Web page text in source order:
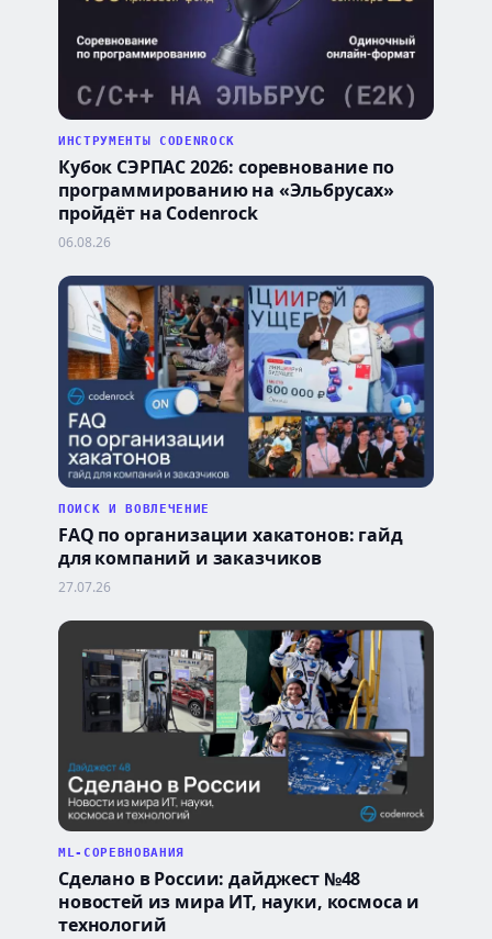
ИНСТРУМЕНТЫ CODENROCK
Кубок СЭРПАС 2026: соревнование по
программированию на «Эльбрусах»
пройдёт на Codenrock
06.08.26
ПОИСК И ВОВЛЕЧЕНИЕ
FAQ по организации хакатонов: гайд
для компаний и заказчиков
27.07.26
ML-СОРЕВНОВАНИЯ
Сделано в России: дайджест №48
новостей из мира ИТ, науки, космоса и
технологий